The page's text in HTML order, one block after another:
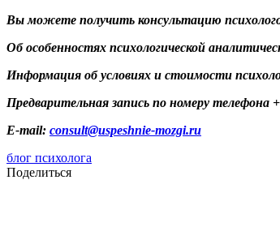
Вы можете получить консультацию
Об особенностях психологической
Информация об условиях и стоимости
Предварительная запись по номеру телефона
E-mail: consult@uspeshnie-mozgi.ru
блог психолога
Поделиться